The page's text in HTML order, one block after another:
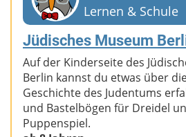
Lernen & Schule
Jüdisches Museum
Auf der Kinderseite des
Berlin kannst du etwas über
Geschichte des Judentums
und Bastelbögen für Dreidel
Puppenspiel.